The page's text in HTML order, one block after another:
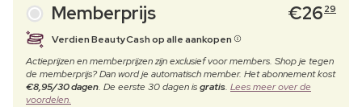
Memberprijs €26 29
Verdien BeautyCash op alle aankopen
Actieprijzen en memberprijzen zijn exclusief voor members. Shop je tegen
de memberprijs? Dan word je automatisch member. Het abonnement kost
€8,95/30 dagen. De eerste 30 dagen isgratis. Lees meer over de
voordelen.